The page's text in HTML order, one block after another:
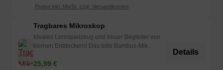
Preise inkl. MwSt. zzgl. Versandkosten
Tragbares Mikroskop
Ideales Lernspielzeug und treuer Begleiter von
kleinen Entdeckern! Das tolle Bambus-Mik...
25,99 €
Details